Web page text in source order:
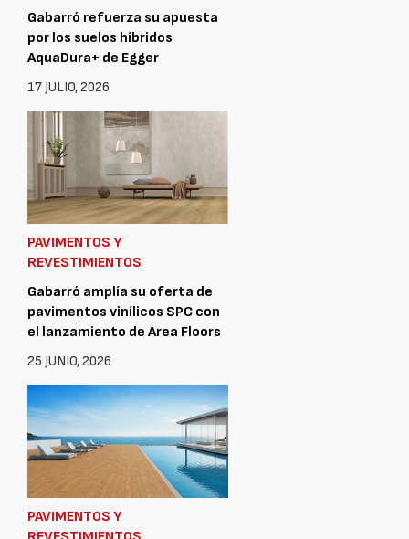
Gabarró refuerza su apuesta
por los suelos híbridos
AquaDura+ de Egger
17 JULIO, 2026
PAVIMENTOS Y
REVESTIMIENTOS
Gabarró amplía su oferta de
pavimentos vinílicos SPC con
el lanzamiento de Area Floors
25 JUNIO, 2026
PAVIMENTOS Y